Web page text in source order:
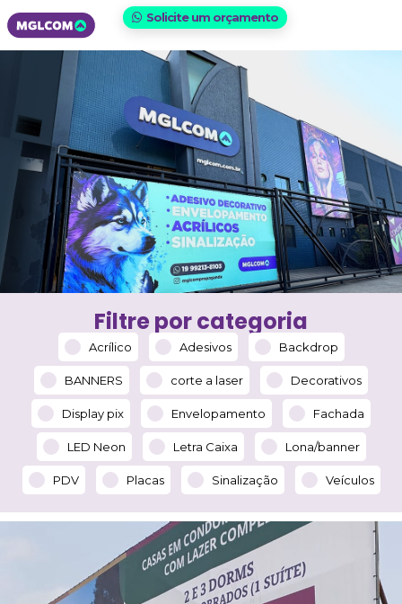
Solicite um orçamento
Filtre por categoria
Acrílico Adesivos Backdrop
BANNERS corte a laser Decorativos
Display pix Envelopamento Fachada
LED Neon Letra Caixa Lona/banner
PDV Placas Sinalização Veículos